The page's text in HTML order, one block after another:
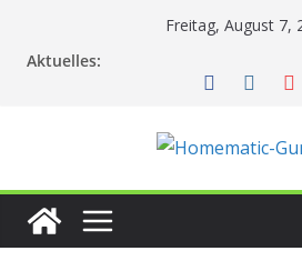
Freitag, August 7,
Aktuelles: